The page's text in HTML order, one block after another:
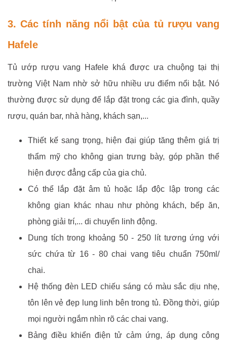
3. Các tính năng nổi bật của tủ rượu vang
Hafele
Tủ ướp rượu vang Hafele khá được ưa chuộng tại thị
trường Việt Nam nhờ sở hữu nhiều ưu điểm nổi bật. Nó
thường được sử dụng để lắp đặt trong các gia đình, quầy
rượu, quán bar, nhà hàng, khách sạn,...
Thiết kế sang trọng, hiện đại giúp tăng thêm giá trị
thẩm mỹ cho không gian trưng bày, góp phần thể
hiện được đẳng cấp của gia chủ.
Có thể lắp đặt âm tủ hoặc lắp độc lập trong các
không gian khác nhau như phòng khách, bếp ăn,
phòng giải trí,... di chuyển linh động.
Dung tích trong khoảng 50 - 250 lít tương ứng với
sức chứa từ 16 - 80 chai vang tiêu chuẩn 750ml/
chai.
Hệ thống đèn LED chiếu sáng có màu sắc dịu nhẹ,
tôn lên vẻ đẹp lung linh bên trong tủ. Đồng thời, giúp
mọi người ngắm nhìn rõ các chai vang.
Bảng điều khiển điện tử cảm ứng, áp dụng công